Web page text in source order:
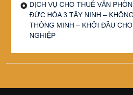
DỊCH VỤ CHO THUÊ VĂN
ĐỨC HÒA 3 TÂY NINH –
THÔNG MINH – KHỞI ĐẦU
NGHIỆP